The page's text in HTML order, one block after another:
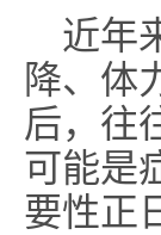
近年
降、体
后，往
可能是
要性正